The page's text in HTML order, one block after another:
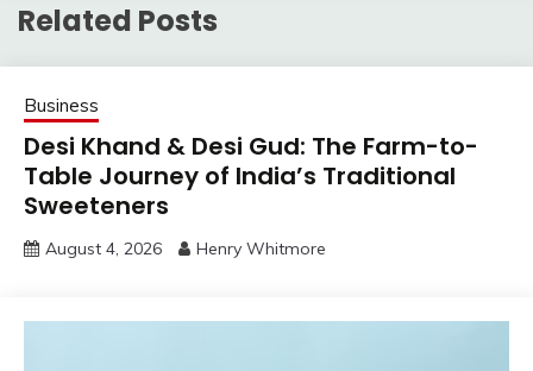
Related Posts
Business
Desi Khand & Desi Gud: The Farm-to-
Table Journey of India’s Traditional
Sweeteners
August 4, 2026 Henry Whitmore